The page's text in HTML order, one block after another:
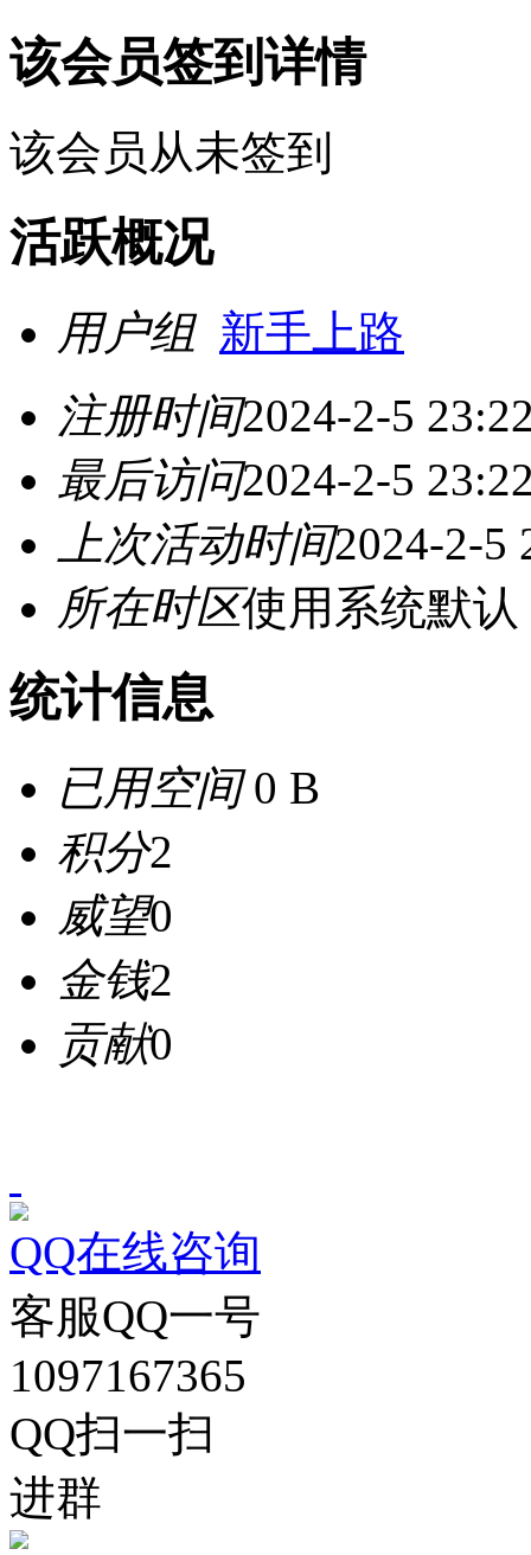
该会员签到详情
该会员从未签到
活跃概况
用户组 新手上路
注册时间2024-2-5
最后访问2024-2-5
上次活动时间2024-2-5
所在时区使用系统默认
统计信息
已用空间0 B
积分2
威望0
金钱2
贡献0
QQ在线咨询
客服QQ一号
1097167365
QQ扫一扫
进群